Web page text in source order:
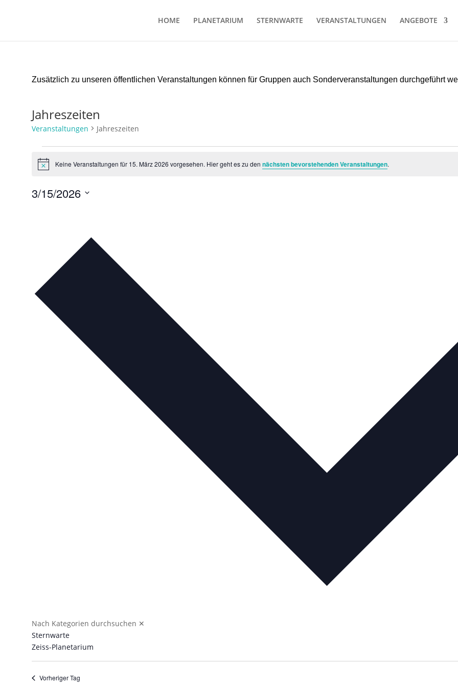
HOME PLANETARIUM STERNWARTE VERANSTALTUNGEN ANGEBOTE
Zusätzlich zu unseren öffentlichen Veranstaltungen können für Gruppen auch Sonderveranstaltungen durchgeführt
Jahreszeiten
Veranstaltungen Jahreszeiten
Veranstaltungen
für
März
HinweisKeine Veranstaltungen für 15. März 2026 vorgesehen. Hier geht es zu den nächsten bevorstehenden Veranstaltungen.
3/15/2026
Nach Kategorien durchsuchen ✕
Sternwarte
Zeiss-Planetarium
Vorheriger Tag